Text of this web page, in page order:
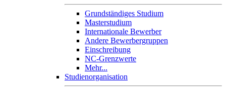
Grundständiges Studium
Masterstudium
Internationale Bewerber
Andere Bewerbergruppen
Einschreibung
NC-Grenzwerte
Mehr...
Studienorganisation